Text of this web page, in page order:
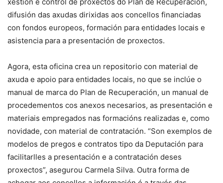
difusión das axudas dirixidas aos concellos financiadas
con fondos europeos, formación para entidades locais e
asistencia para a presentación de proxectos.
Agora, esta oficina crea un repositorio con material de
axuda e apoio para entidades locais, no que se inclúe o
manual de marca do Plan de Recuperación, un manual de
procedementos cos anexos necesarios, as presentación e
materiais empregados nas formacións realizadas e, como
novidade, con material de contratación. “Son exemplos de
modelos de pregos e contratos tipo da Deputación para
facilitarlles a presentación e a contratación deses
proxectos”, asegurou Carmela Silva. Outra forma de